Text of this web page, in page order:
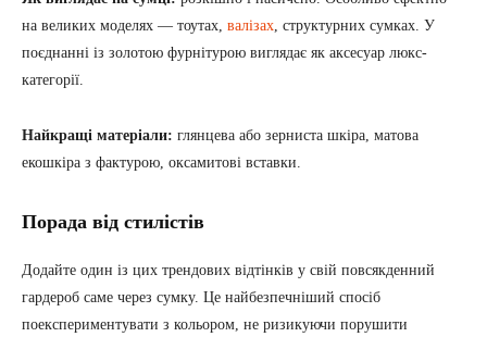
на великих моделях — тоутах, валізах, структурних сумках. У
поєднанні із золотою фурнітурою виглядає як аксесуар люкс-
категорії.
Найкращі матеріали: глянцева або зерниста шкіра, матова
екошкіра з фактурою, оксамитові вставки.
Порада від стилістів
Додайте один із цих трендових відтінків у свій повсякденний
гардероб саме через сумку. Це найбезпечніший спосіб
поекспериментувати з кольором, не ризикуючи порушити